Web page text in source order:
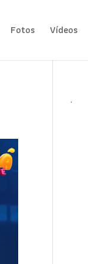
Fotos Vídeos
.